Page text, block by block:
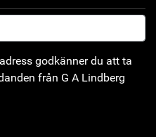
godkänner du att ta
från G A Lindberg